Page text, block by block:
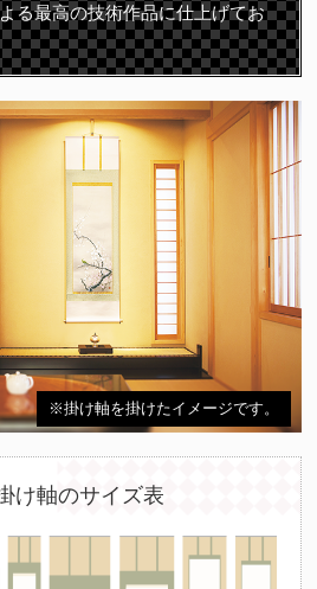
る最高の技術作品に仕上げてお
※掛け軸を掛けたイメージです。
け軸のサイズ表